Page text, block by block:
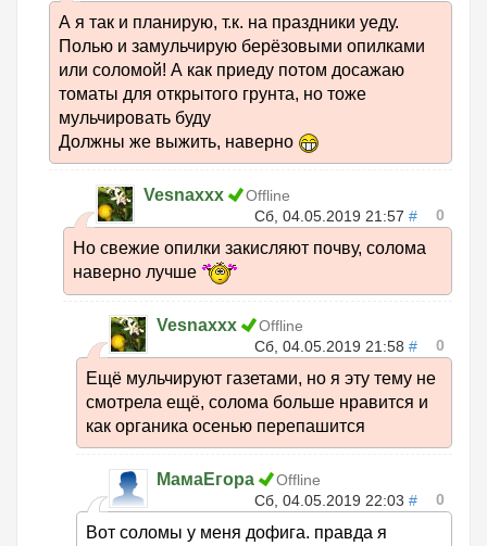
А я так и планирую, т.к. на праздники уеду.
Полью и замульчирую берёзовыми опилками
или соломой! А как приеду потом досажаю
томаты для открытого грунта, но тоже
мульчировать буду
Должны же выжить, наверно
Vesnaxxx
Offline
Сб, 04.05.2019 21:57 # 0
Но свежие опилки закисляют почву, солома
наверно лучше
Vesnaxxx
Offline
Сб, 04.05.2019 21:58 # 0
Ещё мульчируют газетами, но я эту тему не
смотрела ещё, солома больше нравится и
как органика осенью перепашится
МамаЕгора
Offline
Сб, 04.05.2019 22:03 # 0
Вот соломы у меня дофига. правда я